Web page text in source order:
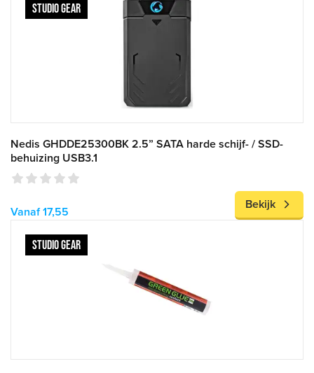
STUDIO GEAR
Nedis GHDDE25300BK 2.5” SATA harde schijf- / SSD-
behuizing USB3.1
Vanaf 17,55
Bekijk
STUDIO GEAR